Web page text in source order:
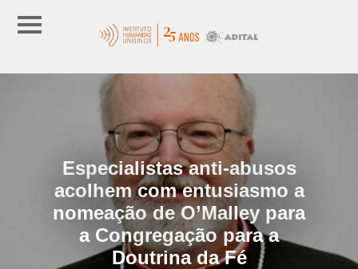
Especialistas anti-abusos
acolhem com entusiasmo a
nomeação de O’Malley para
a Congregação para a
Doutrina da Fé